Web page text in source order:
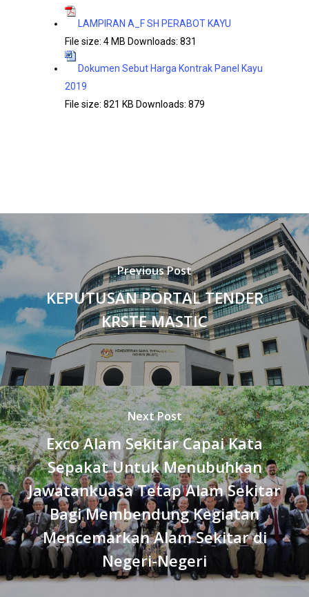
LAMPIRAN A_F SH PERABOT KAYU
File size: 4 MB Downloads: 831
Dokumen Sebut Harga Kontrak Panel Kayu
2019
File size: 821 KB Downloads: 879
Previous Post
KEPUTUSAN PORTAL TENDER
KRSTE MASTIC
Next Post
Exco Alam Sekitar Capai Kata
Sepakat Untuk Menubuhkan
Jawatankuasa Tetap Alam Sekitar
Bagi Membendung Kegiatan
Mencemarkan Alam Sekitar di
Negeri-Negeri